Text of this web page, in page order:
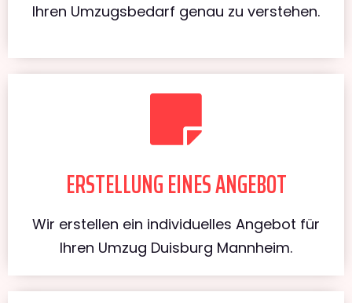
Ihren Umzugsbedarf genau zu verstehen.
ERSTELLUNG EINES ANGEBOT
Wir erstellen ein individuelles Angebot für
Ihren Umzug Duisburg Mannheim.